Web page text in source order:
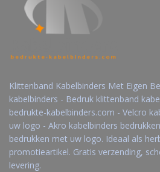
Klittenband Kabelbinders Met Eigen
kabelbinders - Bedruk klittenband
bedrukte-kabelbinders.com - Velcro
uw logo - Akro kabelbinders
bedrukken met uw logo. Ideaal als
promotieartikel. Gratis verzending,
levering.